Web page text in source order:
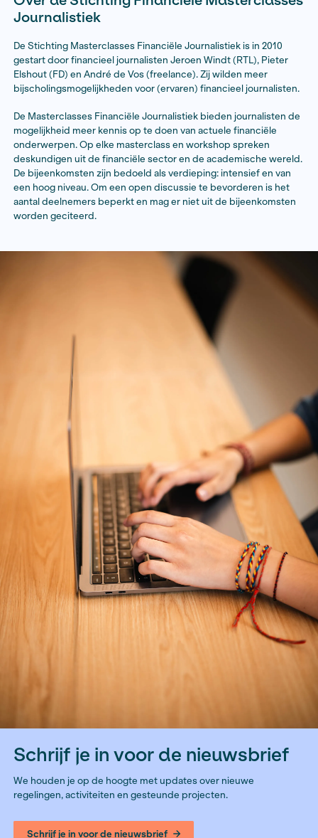
Heb je interesse in een plek voor de Basiscursus
Journalistiek? Vul dan
De deadline voor het inzenden van het ingevulde
is maandag 23 maart 2026 23:59u. Uiterlijk in de week
ontvang je bericht over de uitkomst.
De aanmeldingen worden voorafgaand aan de
commissievergadering gedeeld met de Stichting
Financiële Journalistiek, zodat zij kunnen adviseren
juiste instapniveau en de geschiktheid van de
deze intensieve cursus
hoeverre deelname bijdraagt aan jouw ontwikkeling
journalist en selecteert maximaal drie kandidaten.
Zorg daarom voor een concrete motivatie. Benoem
een lopend onderzoek of project waar je aan werkt,
kennis of vaardigheden die je wilt verdiepen en hoe
past binnen je verdere ontwikkeling in de financiële
Over de Stichting Financiële
Journalistiek
De Stichting Masterclasses Financiële Journalistiek is
gestart door financieel journalisten Jeroen Windt
Elshout (FD) en André de Vos (freelance). Zij wilden
bijscholingsmogelijkheden voor (ervaren) financieel
De Masterclasses Financiële Journalistiek bieden
mogelijkheid meer kennis op te doen van actuele
onderwerpen. Op elke masterclass en workshop
deskundigen uit de financiële sector en de
De bijeenkomsten zijn bedoeld als verdieping:
een hoog niveau. Om een open discussie te
aantal deelnemers beperkt en mag er niet uit de
worden geciteerd.